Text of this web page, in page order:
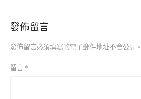
發佈留言
發佈留言必須填寫的電子郵件地址不會公開。
留言 *